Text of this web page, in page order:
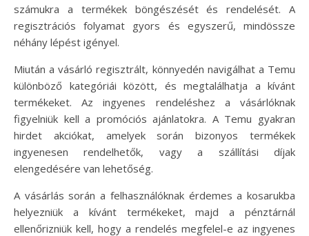
számukra a termékek böngészését és rendelését. A
regisztrációs folyamat gyors és egyszerű, mindössze
néhány lépést igényel.
Miután a vásárló regisztrált, könnyedén navigálhat a Temu
különböző kategóriái között, és megtalálhatja a kívánt
termékeket. Az ingyenes rendeléshez a vásárlóknak
figyelniük kell a promóciós ajánlatokra. A Temu gyakran
hirdet akciókat, amelyek során bizonyos termékek
ingyenesen rendelhetők, vagy a szállítási díjak
elengedésére van lehetőség.
A vásárlás során a felhasználóknak érdemes a kosarukba
helyezniük a kívánt termékeket, majd a pénztárnál
ellenőrizniük kell, hogy a rendelés megfelel-e az ingyenes